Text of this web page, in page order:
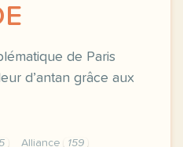
de Paris
d’antan grâce aux
Alliance
159